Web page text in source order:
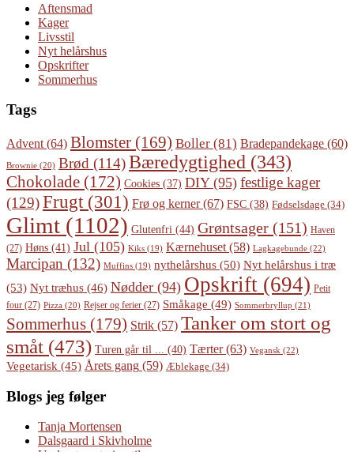
Aftensmad
Kager
Livsstil
Nyt helårshus
Opskrifter
Sommerhus
Tags
Advent (64) Blomster (169) Boller (81) Bradepandekage (60)
Brownie (20) Brød (114)Bæredygtighed (343)
Chokolade (172) Cookies (37) DIY(95) festlige kager
(129)Frugt (301) Frø og kerner(67) FSC (38) Fødselsdage (34)
Glimt (1102) Glutenfri (44) Grøntsager (151) Haven
(27) Høns (41) Jul (105) Kiks (19) Kærnehuset (58) Lagkagebunde (22)
Marcipan (132) Muffins (19) nythelårshus (50) Nyt helårshus i træ
(53) Nyt træhus (46) Nødder (94) Opskrift (694) Petit
four (27) Pizza (20) Rejser og ferier (27) Småkage (49) Sommerbryllup (21)
Sommerhus (179) Strik (57) Tanker om stort og
småt (473) Turen går til ... (40) Tærter(63) Vegansk (22)
Vegetarisk (45) Årets gang (59) Æblekage (34)
Blogs jeg følger
Tanja Mortensen
Dalsgaard i Skivholme